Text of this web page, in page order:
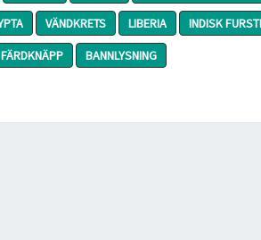
VÄNDKRETS LIBERIA INDISK
FÄRDKNÄPP BANNLYSNING